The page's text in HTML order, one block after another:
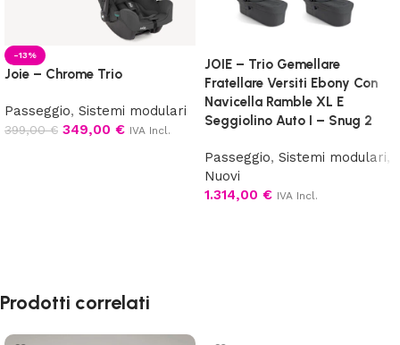
-13%
Joie – Chrome Trio
Passeggio, Sistemi modulari
399,00€ 349,00 € IVA Incl.
JOIE – Trio Gemellare
Fratellare Versiti Ebony Con
Navicella Ramble XL E
Seggiolino Auto I – Snug 2
Passeggio, Sistemi modulari,
Nuovi
1.314,00 € IVA Incl.
Prodotti correlati